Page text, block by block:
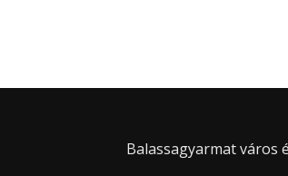
Balassagyarmat város